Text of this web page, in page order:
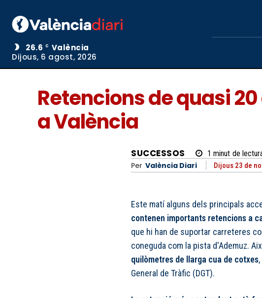
26.6 C
València
Dijous, 6 agost, 2026
Retencions de quasi
a València
SUCCESSOS 1 minut de
Per València Diari Dijous 23 de
Este matí alguns dels principals
contenen importants retencions a
que hi han de suportar carreteres
coneguda com la pista d'Ademuz.
quilòmetres de llarga cua de cotxes
General de Tràfic (DGT).